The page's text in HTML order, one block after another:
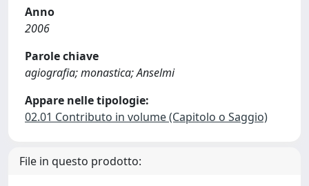
Anno
2006
Parole chiave
agiografia; monastica; Anselmi
Appare nelle tipologie:
02.01 Contributo in volume (Capitolo o Saggio)
File in questo prodotto: